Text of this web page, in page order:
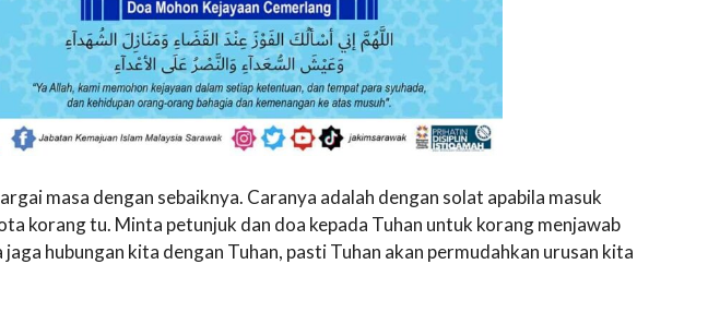
masa dengan sebaiknya. Caranya adalah dengan solat apabila masuk
korang tu. Minta petunjuk dan doa kepada Tuhan untuk korang menjawab
hubungan kita dengan Tuhan, pasti Tuhan akan permudahkan urusan kita